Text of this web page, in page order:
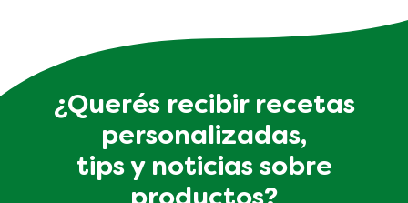
¿Querés recibir recetas
personalizadas,
tips y noticias sobre